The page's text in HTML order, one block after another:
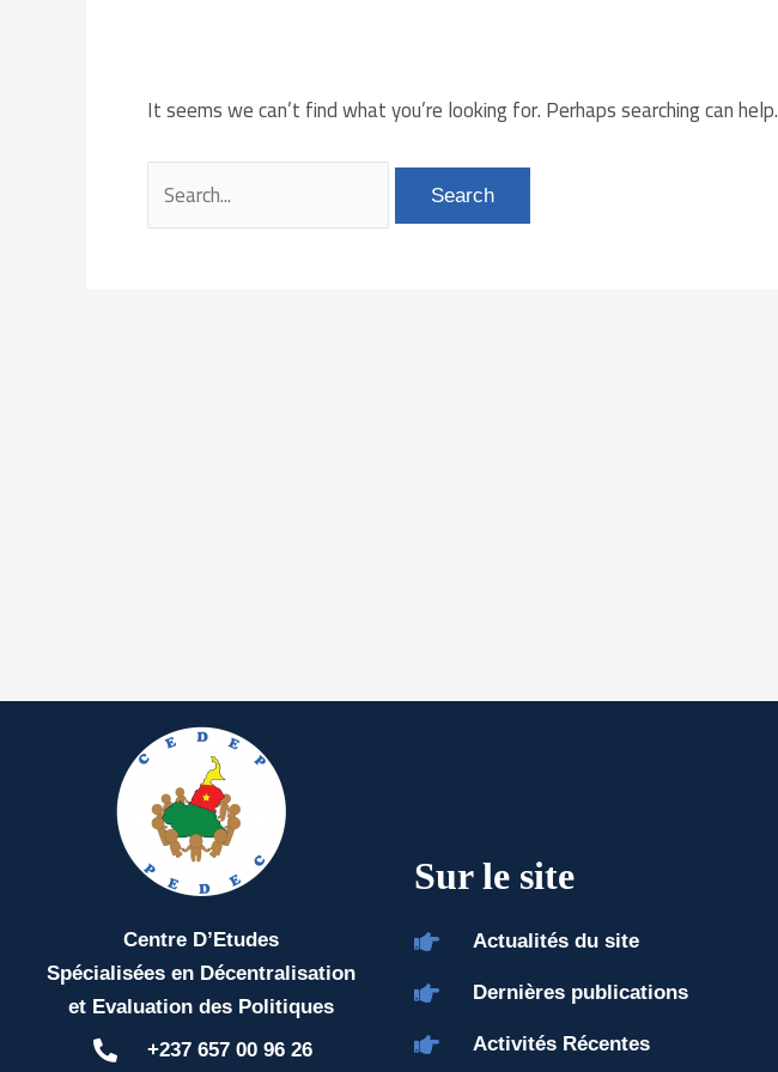
It seems we can’t find what you’re looking for. Perhaps searching can help.
Centre D’Etudes
Spécialisées en Décentralisation
et Evaluation des Politiques
+237 657 00 96 26
Sur le site
Actualités du site
Dernières publications
Activités Récentes